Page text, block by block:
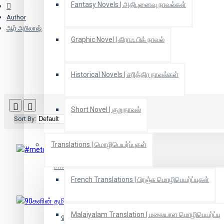
Fantasy Novels | அதிபுனைவு நாவல்கள்
Graphic Novel | கிராஃ பிக் நாவல்
Historical Novels | சரித்திர நாவல்கள்
Short Novel | குறுநாவல்
Translations | மொழிபெயர்ப்புகள்
French Translations | பிரஞ்சு மொழிபெயர்ப்புகள்
Malaiyalam Translation | மலையாள மொழிபெயர்ப்பு
Author
ஆர்.அபிலாஷ்
Sort By:
#metoo: சில விமர்சனங்கள்
90களின் தமிழ் சினிமா